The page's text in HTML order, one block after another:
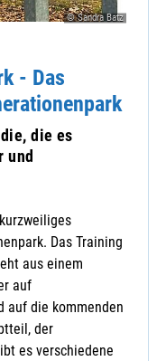
© Sandra Batz
- Das
die es
und
Das Training
aus einem
auf
auf die kommenden
der
es verschiedene